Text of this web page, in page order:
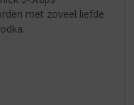
met zoveel liefde